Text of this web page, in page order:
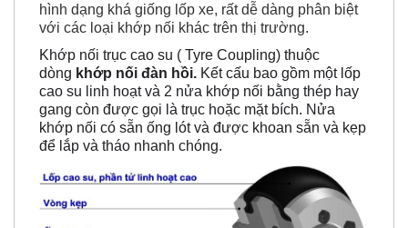
hình dạng khá giống lốp xe, rất dễ dàng phân biệt
với các loại khớp nối khác trên thị trường.
Khớp nối trục cao su ( Tyre Coupling) thuộc
dòng khớp nối đàn hồi. Kết cấu bao gồm một lốp
cao su linh hoạt và 2 nửa khớp nối bằng thép hay
gang còn được gọi là trục hoặc mặt bích. Nửa
khớp nối có sẵn ống lót và được khoan sẵn và kẹp
để lắp và tháo nhanh chóng.